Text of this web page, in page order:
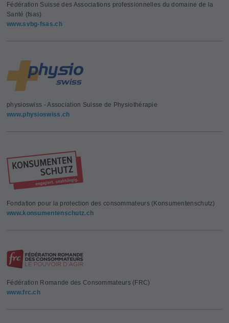
Fédération Suisse des Associations professionnelles du domaine de la
Santé (fsas)
www.svbg-fsas.ch
physioswiss - Association Suisse de Physiothérapie
www.physioswiss.ch
Fondation pour la protection des consommateurs (Konsumentenschutz)
www.konsumentenschutz.ch
Fédération Romande des Consommateurs (FRC)
www.frc.ch